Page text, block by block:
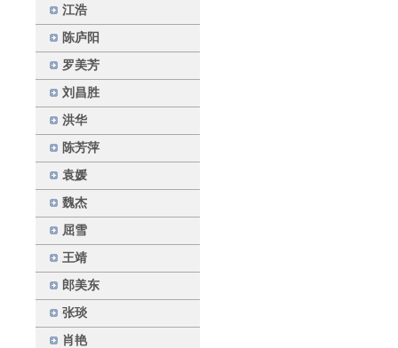
江浩
陈庐阳
罗美芳
刘昌胜
洪华
陈芳萍
袁媛
魏杰
屈雪
王靖
郎美东
张琰
肖艳